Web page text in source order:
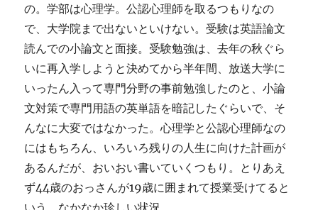
の。学部は心理学。公認心理師を取るつもりなの
で、大学院まで出ないといけない。受験は英語論文
読んでの小論文と面接。受験勉強は、去年の秋ぐら
いに再入学しようと決めてから半年間、放送大学に
いったん入って専門分野の事前勉強したのと、小論
文対策で専門用語の英単語を暗記したぐらいで、そ
んなに大変ではなかった。心理学と公認心理師なの
にはもちろん、いろいろ残りの人生に向けた計画が
あるんだが、おいおい書いていくつもり。とりあえ
ず44歳のおっさんが19歳に囲まれて授業受けてると
いう、なかなか珍しい状況。